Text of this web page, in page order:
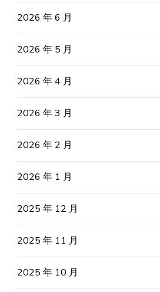
2026 年 6 月
2026 年 5 月
2026 年 4 月
2026 年 3 月
2026 年 2 月
2026 年 1 月
2025 年 12 月
2025 年 11 月
2025 年 10 月